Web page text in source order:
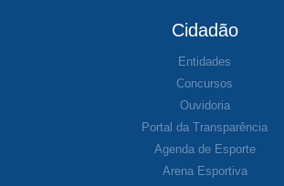
Cidadão
Entidades
Concursos
Ouvidoria
Portal da Transparência
Agenda de Esporte
Arena Esportiva